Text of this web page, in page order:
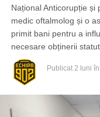
Național Anticorupție și
medic oftalmolog și o
primit bani pentru a
necesare obținerii
Publicat 2 luni